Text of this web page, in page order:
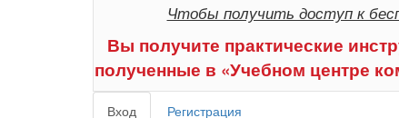
Чтобы получить доступ к
Вы получите практические
полученные в «Учебном центре
Вход Регистрация